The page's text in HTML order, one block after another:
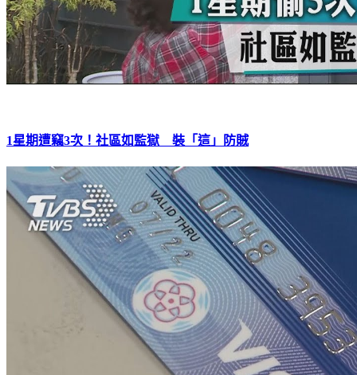
1星期遭竊3次！社區如監獄 裝「這」防賊